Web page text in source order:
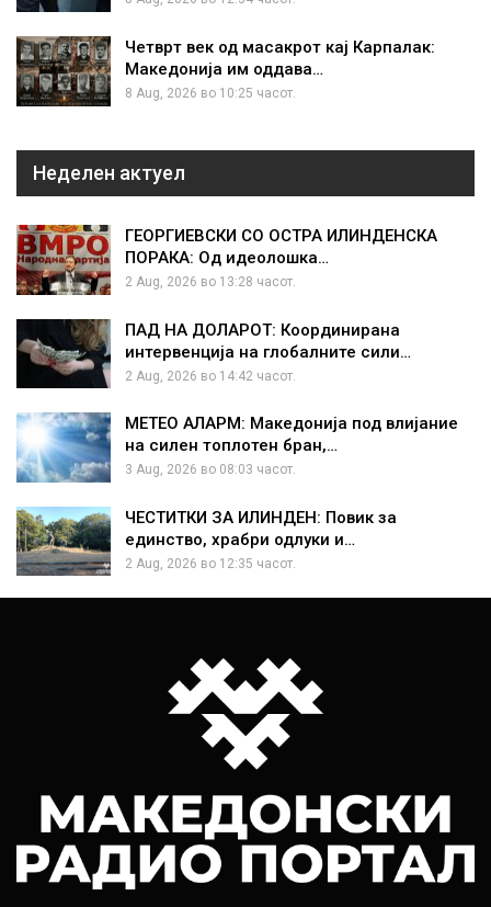
Четврт век од масакрот кај Карпалак:
Македонија им оддава…
8 Aug, 2026 во 10:25 часот.
Неделен актуел
ГЕОРГИЕВСКИ СО ОСТРА ИЛИНДЕНСКА
ПОРАКА: Од идеолошка…
2 Aug, 2026 во 13:28 часот.
ПАД НА ДОЛАРОТ: Координирана
интервенција на глобалните сили…
2 Aug, 2026 во 14:42 часот.
МЕТЕО АЛАРМ: Македонија под влијание
на силен топлотен бран,…
3 Aug, 2026 во 08:03 часот.
ЧЕСТИТКИ ЗА ИЛИНДЕН: Повик за
единство, храбри одлуки и…
2 Aug, 2026 во 12:35 часот.